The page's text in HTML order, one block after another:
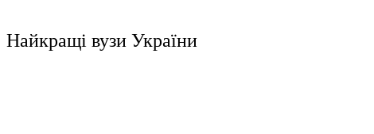
Найкращі вузи України